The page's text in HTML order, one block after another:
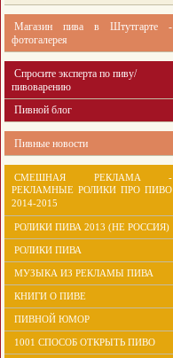
Магазин пива в Штутгарте -
фотогалерея
Спросите эксперта по пиву/
пивоварению
Пивной блог
Пивные новости
СМЕШНАЯ РЕКЛАМА -
РЕКЛАМНЫЕ РОЛИКИ ПРО ПИВО
2014-2015
РОЛИКИ ПИВА 2013 (НЕ РОССИЯ)
РОЛИКИ ПИВА
МУЗЫКА ИЗ РЕКЛАМЫ ПИВА
КНИГИ О ПИВЕ
ПИВНОЙ ЮМОР
1001 СПОСОБ ОТКРЫТЬ ПИВО